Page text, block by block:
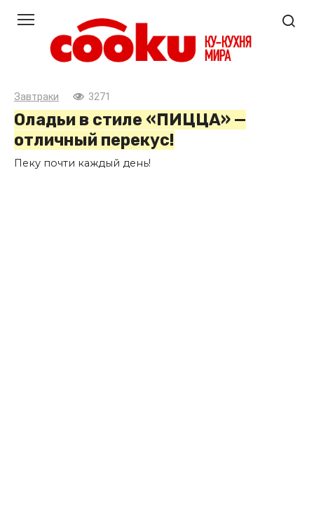
контенту
Завтраки 3271
Оладьи в стиле «ПИЦЦА» —
отличный перекус!
Пеку почти каждый день!